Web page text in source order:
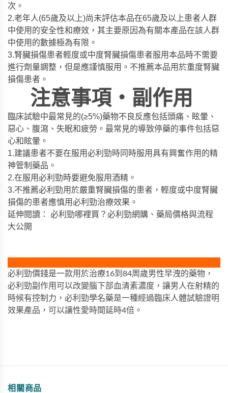
次。
2.老年人(65歲及以上)尚未評估本品在65歲及以上患者人群
中使用的安全性和療效，其主要原因為有關本產品在該人群
中使用的數據極為有限。
3.腎臟損傷患者輕度或中度腎臟損傷患者服用本品時不需要
進行劑量調整，但是應謹慎服用。不推薦本品用於重度腎臟
損傷患者。
注意事項・副作用
臨床試驗中最常見的(≥5%)藥物不良反應包括頭痛、眩暈、
惡心、腹瀉、失眠和疲勞。最常見的導致停藥的事件包括惡
心和眩暈。
1.建議患者不要在服用必利勁時同時服用具有興奮作用的精
神管制藥品。
2.在服用必利勁時要避免服用酒精。
3.不推薦必利勁用於嚴重腎臟損傷的患者，輕度或中度腎臟
損傷的患者應慎用必利勁治療效果。
延伸閱讀：
必利勁哪裡買？必利勁網購、藥局價格與流程
大公開
必利勁價錢是一款用於治療16到84周歲男性早洩的藥物，
必利勁副作用可以改變腦下部血清素濃度，讓男人在射精的
時候有控制力，必利勁學名藥是一種經過臨床人體試驗證明
效果產品，可以讓性愛時間延時4倍。
相關商品